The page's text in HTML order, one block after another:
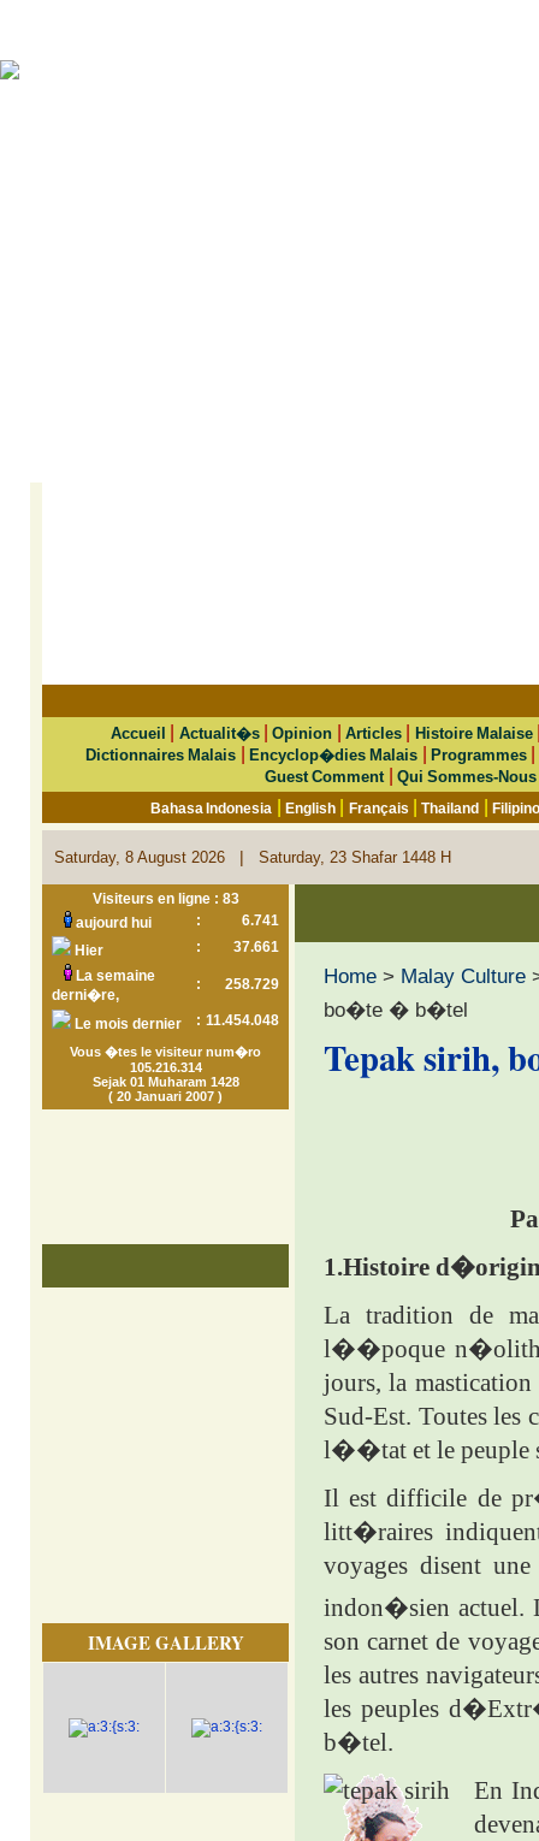
Accueil Actualit�s|Opinion Articles| Histoire Malaise
Dictionnaires Malais |Encyclop�dies Malais |Programmes
Guest Comment Qui Sommes-Nous
Bahasa Indonesia |English Français |Thailand |
Saturday, 8 August 2026 | Saturday, 23 Shafar 1448 H
Visiteurs en ligne : 83
aujourd hui
:
6.741
Hier
:
37.661
La semaine
derni�re,
: 258.729
Le mois dernier : 11.454.048
Vous �tes le visiteur num�ro
105.216.314
Sejak 01 Muharam 1428
( 20 Januari 2007 )
IMAGE GALLERY
Home > Malay Culture
bo�te � b�tel
Tepak sirih,
1.Histoire
La tradition de
l��poque
jours, la
Sud-Est. Toutes les
l��tat et le peuple
Il est difficile de
litt�raires
voyages disent
indon�sien actuel.
son carnet de
les autres
les peuples
b�tel.
En